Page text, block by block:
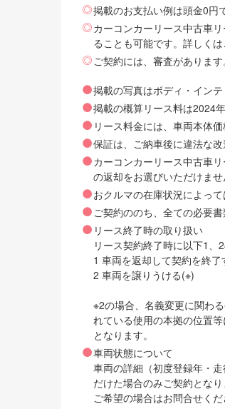
掲載のお支払い例は頭金0円
カーコンカーリース中古車
ることも可能です。詳しく
ご契約には、審査があります。
掲載の写真はボディ・イン
掲載の概算リース料は2024
リース料金には、車両本体
保証は、ご納車後に違法な
カーコンカーリース中古車
の返却をお選びいただけませ
おクルマの在庫状況によっ
ご契約ののち、全ての必要
リース終了時の取り扱い
リース契約終了時に以下1、
1 車両を返却して契約を終了
2 車両を譲りうける(※)
※2の場合、名義変更に関わ
れている使用の本拠の位置
となります。
車両状態について
車両の詳細（初度登録年・
だけた場合のみご契約とな
ご希望の場合はお問合せくだ